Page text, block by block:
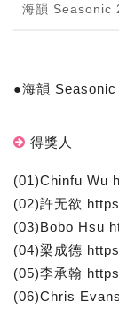
海韻 Seasonic
●海韻
得獎人
(01)Chinfu Wu
(02)許无欲
(03)Bobo Hsu
(04)梁成德
(05)李承翰
(06)Chris Evans